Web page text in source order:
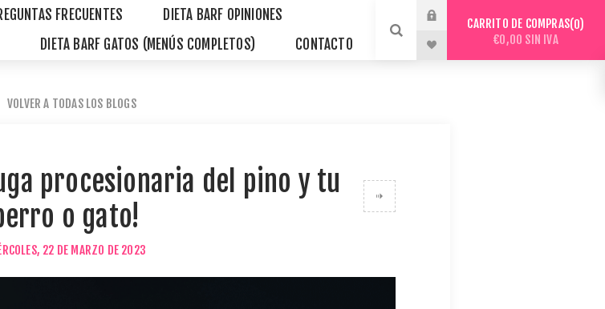
FRECUENTES
DIETA BARF OPINIONES
DIETA BARF GATOS (MENÚS COMPLETOS) CONTACTO
CARRITO DE COMPRAS 0
€0,00 SIN IVA
VOLVER A TODAS LOS BLOGS
procesionaria del pino y tu
o gato!
22 DE MARZO DE 2023